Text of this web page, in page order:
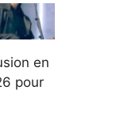
en
pour